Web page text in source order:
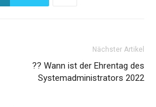
Nächster Artikel
?‍? Wann ist der Ehrentag des
Systemadministrators 2022